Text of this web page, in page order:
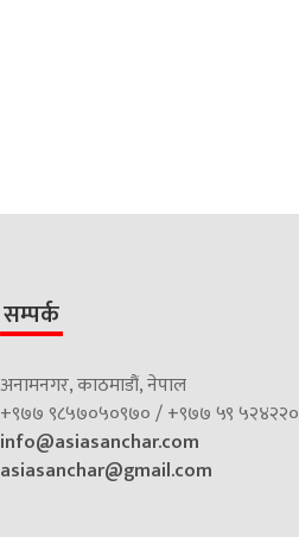
सम्पर्क
अनामनगर, काठमाडौं, नेपाल
+९७७ ९८५७०५०९७० / +९७७ ५९ ५२४२२०
info@asiasanchar.com
asiasanchar@gmail.com